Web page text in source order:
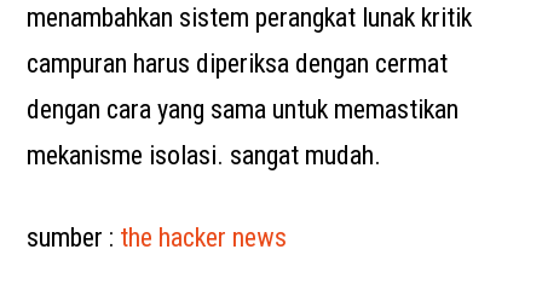
menambahkan sistem perangkat lunak kritik
campuran harus diperiksa dengan cermat
dengan cara yang sama untuk memastikan
mekanisme isolasi. sangat mudah.
sumber : the hacker news